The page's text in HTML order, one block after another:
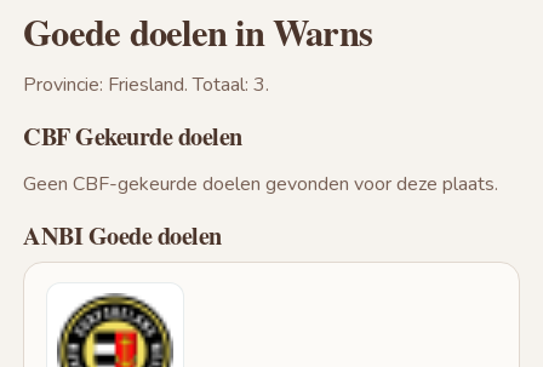
Goede doelen in Warns
Provincie: Friesland. Totaal: 3.
CBF Gekeurde doelen
Geen CBF-gekeurde doelen gevonden voor deze plaats.
ANBI Goede doelen